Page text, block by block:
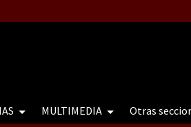
MULTIMEDIA Otras